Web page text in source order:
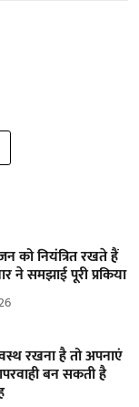
नियंत्रित रखते हैं
ने समझाई पूरी प्रकिया
रखना है तो अपनाएं
बन सकती है